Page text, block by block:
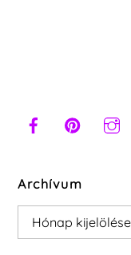
Archívum
Archívum